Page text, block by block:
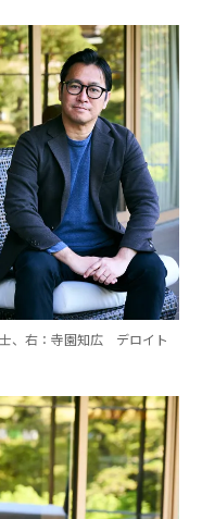
、右：寺園知広 デロイト